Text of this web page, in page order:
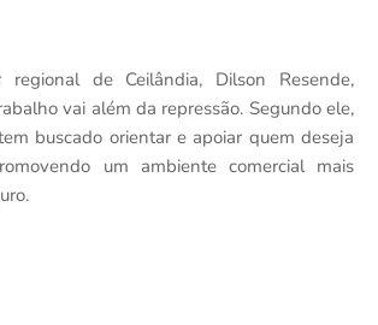
regional de Ceilândia, Dilson Resende,
vai além da repressão. Segundo ele,
buscado orientar e apoiar quem deseja
um ambiente comercial mais